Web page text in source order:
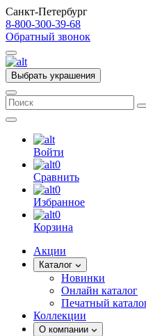
Санкт-Петербург
8-800-300-39-68
Обратный звонок
Выбрать украшения
Войти
0
Сравнить
0
Избранное
0
Корзина
Акции
Каталог
Новинки
Онлайн каталог
Печатный
Коллекции
О компании